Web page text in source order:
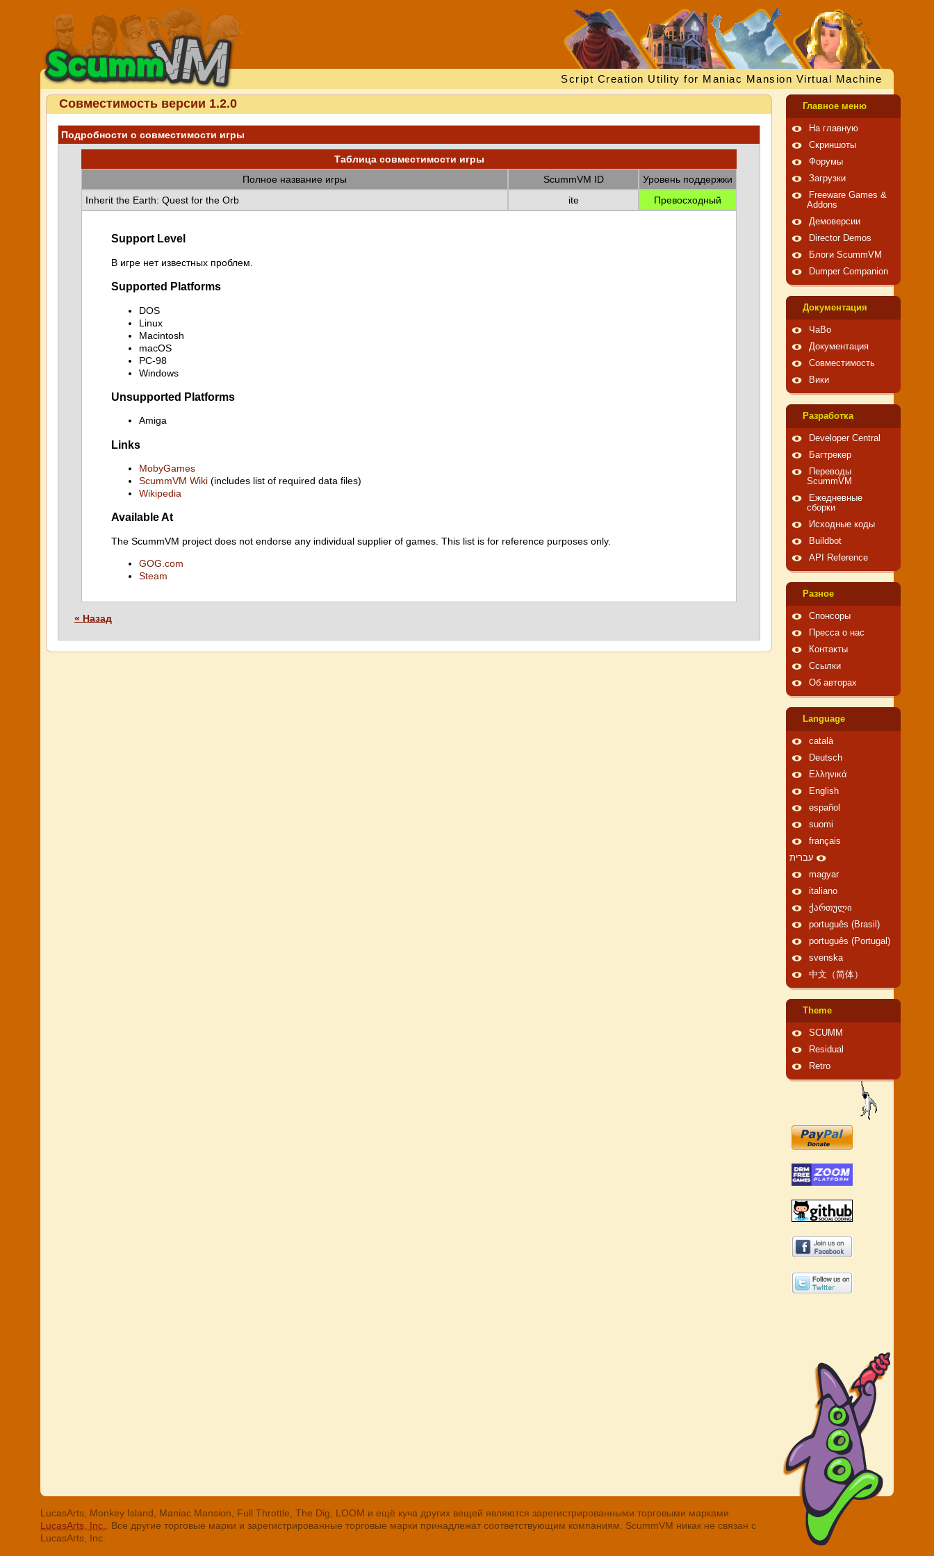
Script Creation Utility for Maniac Mansion Virtual Machine
Совместимость версии 1.2.0
Подробности о совместимости игры
Таблица совместимости игры
Полное название игры
ScummVM ID
Уровень поддержки
Inherit the Earth: Quest for the Orb
ite Превосходный
Support Level
В игре нет известных проблем.
Supported Platforms
DOS
Linux
Macintosh
macOS
PC-98
Windows
Unsupported Platforms
Amiga
Links
MobyGames
ScummVM Wiki (includes list of required data files)
Wikipedia
Available At
The ScummVM project does not endorse any individual supplier of games. This list is for reference purposes only.
GOG.com
Steam
« Назад
Главное меню
На главную
Скриншоты
Форумы
Загрузки
Freeware Games &
Addons
Демоверсии
Director Demos
Блоги ScummVM
Dumper Companion
Документация
ЧаВо
Документация
Совместимость
Вики
Pазработка
Developer Central
Багтрекер
Переводы
ScummVM
Ежедневные
сборки
Исходные коды
Buildbot
API Reference
Pазное
Спонсоры
Пресса о нас
Контакты
Ссылки
Об авторах
Language
català
Deutsch
Ελληνικά
English
español
suomi
français
עברית
magyar
italiano
ქართული
português (Brasil)
português (Portugal)
svenska
中文（简体）
Theme
SCUMM
Residual
Retro
LucasArts, Monkey Island, Maniac Mansion, Full Throttle, The Dig, LOOM и ещё куча других вещей являются зарегистрированными торговыми марками
LucasArts, Inc.
. Все другие торговые марки и зарегистрированные торговые марки принадлежат соответствующим компаниям. ScummVM никак не связан с
LucasArts, Inc.